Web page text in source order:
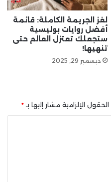
لغز الجريمة الكاملة: قائمة
أفضل روايات بوليسية
ستجعلك تعتزل العالم حتى
تنهيها!
ديسمبر 29, 2025
الحقول الإلزامية مشار إليها بـ*